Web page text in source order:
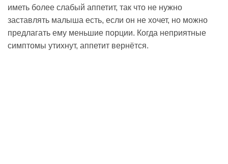
иметь более слабый аппетит, так что не нужно
заставлять малыша есть, если он не хочет, но можно
предлагать ему меньшие порции. Когда неприятные
симптомы утихнут, аппетит вернётся.